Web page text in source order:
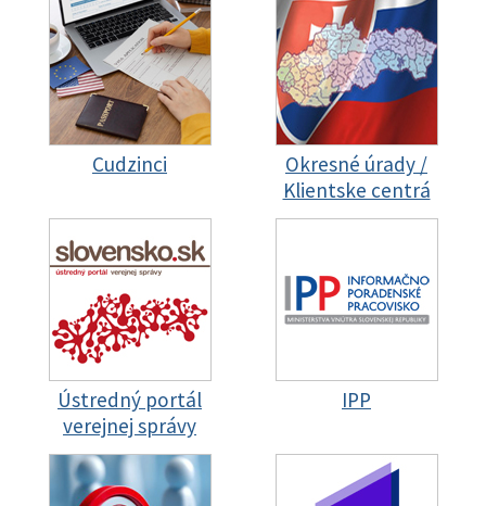
Cudzinci
Okresné úrady /
Klientske centrá
Ústredný portál
verejnej správy
IPP